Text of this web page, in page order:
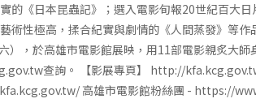
的《日本昆蟲記》；選入電影旬報20世紀百大
術性極高，揉合紀實與劇情的《人間蒸發》等作
），於高雄市電影館展映，用11部電影親炙大
查詢。 【影展專頁】 http://
高雄市電影館粉絲團 - https://